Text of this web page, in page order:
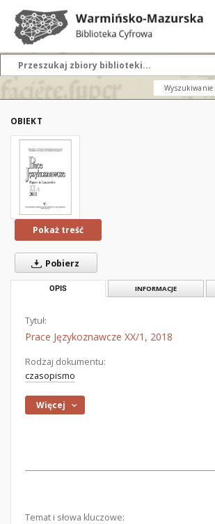
Wyszukiwanie
OBIEKT
Pokaż treść
Pobierz
OPIS INFORMACJE
Tytuł:
Prace Językoznawcze XX/1, 2018
Rodzaj dokumentu:
czasopismo
Więcej
Temat i słowa kluczowe: